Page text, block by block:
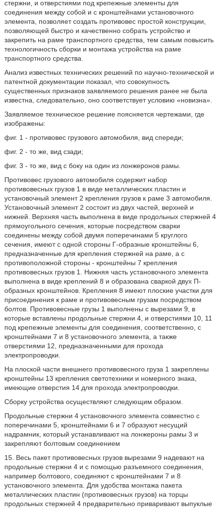
стержни, и отверстиями под крепежные элементы для
соединения между собой и с кронштейнами установочного
элемента, позволяет создать противовес простой конструкции,
позволяющей быстро и качественно собрать устройство и
закрепить на раме транспортного средства, тем самым повысить
технологичность сборки и монтажа устройства на раме
транспортного средства.
Анализ известных технических решений по научно-технической и
патентной документации показал, что совокупность
существенных признаков заявляемого решения ранее не была
известна, следовательно, оно соответствует условию «новизна».
Заявляемое техническое решение поясняется чертежами, где
изображены:
фиг. 1 - противовес грузового автомобиля, вид спереди;
фиг. 2 - то же, вид сзади;
фиг. 3 - то же, вид с боку на один из лонжеронов рамы.
Противовес грузового автомобиля содержит набор
противовесных грузов 1 в виде металлических пластин и
установочный элемент 2 крепления грузов к раме 3 автомобиля.
Установочный элемент 2 состоит из двух частей, верхней и
нижней. Верхняя часть выполнена в виде продольных стержней 4
прямоугольного сечения, которые посредством сварки
соединены между собой двумя поперечинами 5 круглого
сечения, имеют с одной стороны Г-образные кронштейны 6,
предназначенные для крепления стержней на раме, а с
противоположной стороны - кронштейны 7 крепления
противовесных грузов 1. Нижняя часть установочного элемента
выполнена в виде креплений 8 и образована сваркой двух П-
образных кронштейнов. Крепления 8 имеют плоские участки для
присоединения к раме и противовесным грузам посредством
болтов. Противовесные грузы 1 выполнены с вырезами 9, в
которые вставлены продольные стержни 4, и отверстиями 10, 11
под крепежные элементы для соединения, соответственно, с
кронштейнами 7 и 8 установочного элемента, а также
отверстиями 12, предназначенными для прохода
электропроводки.
На плоской части внешнего противовесного груза 1 закреплены
кронштейны 13 крепления светотехники и номерного знака,
имеющие отверстия 14 для прохода электропроводки.
Сборку устройства осуществляют следующим образом.
Продольные стержни 4 установочного элемента совместно с
поперечинами 5, кронштейнами 6 и 7 образуют несущий
надрамник, который устанавливают на лонжероны рамы 3 и
закрепляют болтовым соединением
15. Весь пакет противовесных грузов вырезами 9 надевают на
продольные стержни 4 и с помощью разъемного соединения,
например болтового, соединяют с кронштейнами 7 и 8
установочного элемента. Для удобства монтажа пакета
металлических пластин (противовесных грузов) на торцы
продольных стержней 4 предварительно приваривают выпуклые